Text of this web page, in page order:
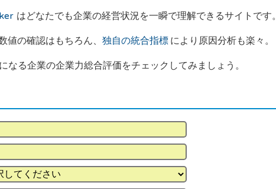
はどなたでも企業の経営状況を一瞬で理解できるサイトです。
値の確認はもちろん、 独自の統合指標 により原因分析も楽々。
なる企業の企業力総合評価をチェックしてみましょう。